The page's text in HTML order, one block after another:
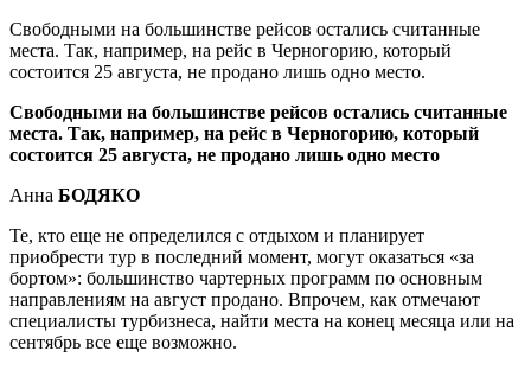
Свободными на большинстве рейсов остались считанные
места. Так, например, на рейс в Черногорию, который
состоится 25 августа, не продано лишь одно место.
Свободными на большинстве рейсов остались считанные
места. Так, например, на рейс в Черногорию, который
состоится 25 августа, не продано лишь одно место
Анна БОДЯКО
Те, кто еще не определился с отдыхом и планирует
приобрести тур в последний момент, могут оказаться «за
бортом»: большинство чартерных программ по основным
направлениям на август продано. Впрочем, как отмечают
специалисты турбизнеса, найти места на конец месяца или на
сентябрь все еще возможно.